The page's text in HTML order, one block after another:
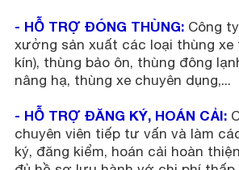
- HỖ TRỢ ĐÓNG THÙNG: Công
xưởng sản xuất các loại thùng xe
kín), thùng bảo ôn, thùng đông
nâng hạ, thùng xe chuyên dụng,...
- HỖ TRỢ ĐĂNG KÝ, HOÁN CẢI:
chuyên viên tiếp tư vấn và làm
ký, đăng kiểm, hoán cải hoàn